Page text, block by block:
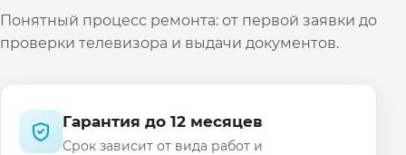
Понятный процесс ремонта: от первой заявки до
проверки телевизора и выдачи документов.
Гарантия до 12 месяцев
Срок зависит от вида работ и